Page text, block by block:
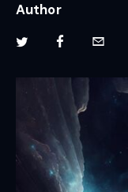
Author